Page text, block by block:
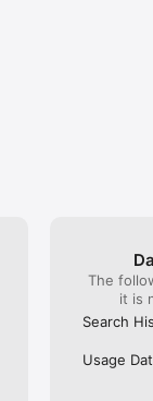
The
it is
Search
Usage